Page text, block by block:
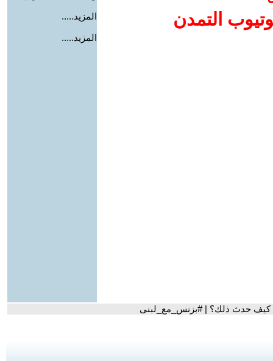
التمدن
المزيد.....
المزيد.....
كيف حدث ذلك؟ | #بزنس_مع_لبنى